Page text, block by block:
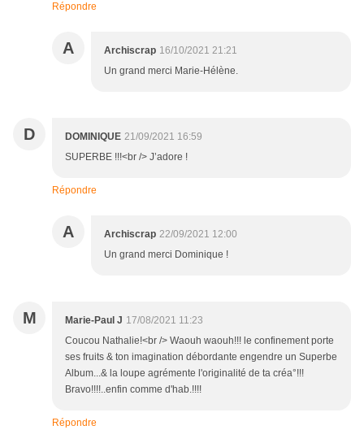
Répondre
A Archiscrap 16/10/2021 21:21
Un grand merci Marie-Hélène.
D DOMINIQUE 21/09/2021 16:59
SUPERBE !!!<br /> J’adore !
Répondre
A Archiscrap 22/09/2021 12:00
Un grand merci Dominique !
M Marie-Paul J 17/08/2021 11:23
Coucou Nathalie!<br /> Waouh waouh!!! le confinement porte
ses fruits & ton imagination débordante engendre un Superbe
Album...& la loupe agrémente l'originalité de ta créa°!!!
Bravo!!!!..enfin comme d'hab.!!!!
Répondre